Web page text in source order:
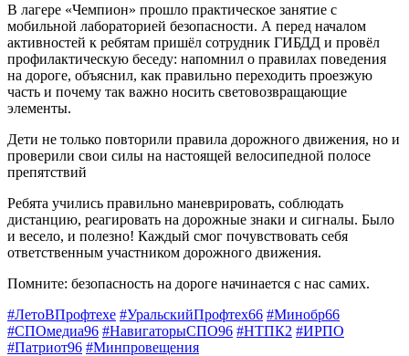
В лагере «Чемпион» прошло практическое занятие с
мобильной лабораторией безопасности. А перед началом
активностей к ребятам пришёл сотрудник ГИБДД и провёл
профилактическую беседу: напомнил о правилах поведения
на дороге, объяснил, как правильно переходить проезжую
часть и почему так важно носить световозвращающие
элементы.
Дети не только повторили правила дорожного движения, но и
проверили свои силы на настоящей велосипедной полосе
препятствий
Ребята учились правильно маневрировать, соблюдать
дистанцию, реагировать на дорожные знаки и сигналы. Было
и весело, и полезно! Каждый смог почувствовать себя
ответственным участником дорожного движения.
Помните: безопасность на дороге начинается с нас самих.
#ЛетоВПрофтехе #УральскийПрофтех66 #Минобр66
#СПОмедиа96 #НавигаторыСПО96 #НТПК2 #ИРПО
#Патриот96 #Минпровещения